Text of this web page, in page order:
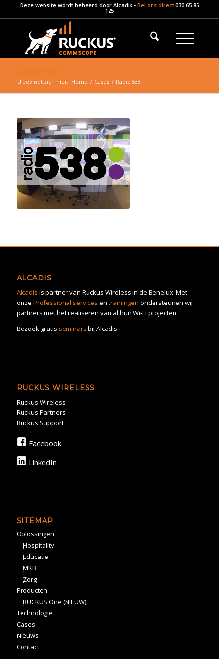
Deze website wordt beheerd door Alcadis- Bel ons direct 030 65 85
125
U bevindt zich hier: Home / Cases / Radio 538
ALCADIS
Alcadis is partner van Ruckus Wireless in de Benelux. Met
onze Professional services en trainingen ondersteunen wij
partners met het realiseren van al hun Wi-Fi projecten.
Bezoek gratis seminars bij Alcadis
RUCKUS WIRELESS
Ruckus Wireless
Ruckus Partners
Ruckus Support
Facebook
LinkedIn
SITEMAP
Oplossingen
Hospitality
Educatie
MKB
Zorg
Producten
RUCKUS One (NIEUW)
Technologie
Cases
Nieuws
Contact